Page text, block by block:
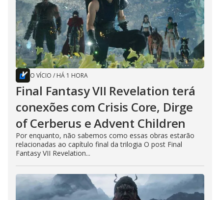
O VÍCIO / HÁ 1 HORA
Final Fantasy VII Revelation terá
conexões com Crisis Core, Dirge
of Cerberus e Advent Children
Por enquanto, não sabemos como essas obras estarão
relacionadas ao capítulo final da trilogia O post Final
Fantasy VII Revelation...